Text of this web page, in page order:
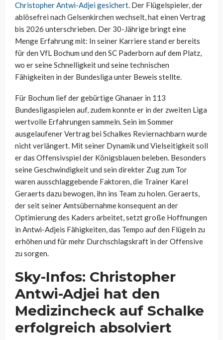
Christopher Antwi-Adjei gesichert. Der Flügelspieler, der
ablösefrei nach Gelsenkirchen wechselt, hat einen Vertrag
bis 2026 unterschrieben. Der 30-Jährige bringt eine
Menge Erfahrung mit: In seiner Karriere stand er bereits
für den VfL Bochum und den SC Paderborn auf dem Platz,
wo er seine Schnelligkeit und seine technischen
Fähigkeiten in der Bundesliga unter Beweis stellte.
Für Bochum lief der gebürtige Ghanaer in 113
Bundesligaspielen auf, zudem konnte er in der zweiten Liga
wertvolle Erfahrungen sammeln. Sein im Sommer
ausgelaufener Vertrag bei Schalkes Reviernachbarn wurde
nicht verlängert. Mit seiner Dynamik und Vielseitigkeit soll
er das Offensivspiel der Königsblauen beleben. Besonders
seine Geschwindigkeit und sein direkter Zug zum Tor
waren ausschlaggebende Faktoren, die Trainer Karel
Geraerts dazu bewogen, ihn ins Team zu holen. Geraerts,
der seit seiner Amtsübernahme konsequent an der
Optimierung des Kaders arbeitet, setzt große Hoffnungen
in Antwi-Adjeis Fähigkeiten, das Tempo auf den Flügeln zu
erhöhen und für mehr Durchschlagskraft in der Offensive
zu sorgen.
Sky-Infos: Christopher
Antwi-Adjei hat den
Medizincheck auf Schalke
erfolgreich absolviert